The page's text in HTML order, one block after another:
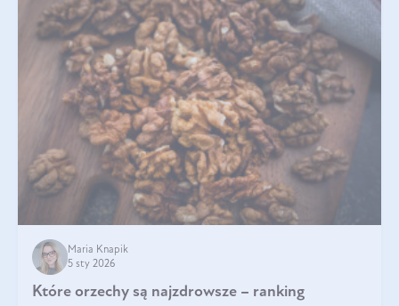
Maria Knapik
5 sty 2026
Które orzechy są najzdrowsze – ranking